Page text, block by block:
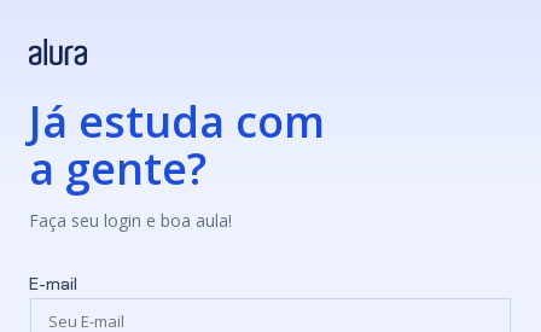
Já estuda com
a gente?
Faça seu login e boa aula!
E-mail